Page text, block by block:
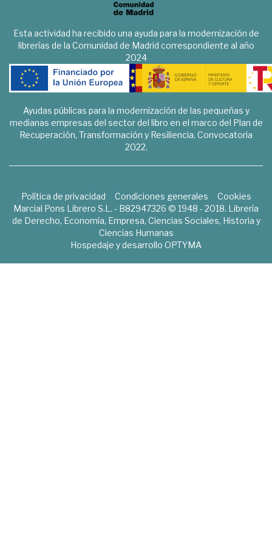
Esta actividad ha recibido una ayuda para la modernización de
librerías de la Comunidad de Madrid correspondiente al año
2024
Ayudas públicas para la modernización de las pequeñas y
medianas empresas del sector del libro en el marco del Plan de
Recuperación, Transformación y Resiliencia. Convocatoria
2022.
Política de privacidad Condiciones generales
Cookies
Marcial Pons Librero S.L. - B82947326 © 1948 - 2018. Librería
de Derecho, Economía, Empresa, Ciencias Sociales, Historia y
Ciencias Humanas
Hospedaje y desarrollo OPTYMA